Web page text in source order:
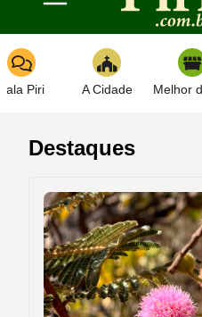
Toggle navigation
Piri A Cidade Melhor
Destaques